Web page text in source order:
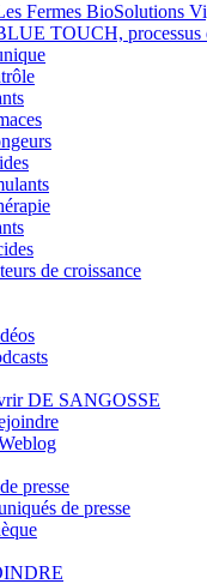
Fermes BioSolutions
TOUCH, processus
de croissance
DE SANGOSSE
presse
de presse